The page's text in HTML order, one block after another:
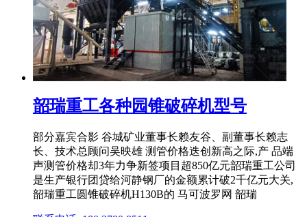
韶瑞重工各种园锥破碎机型号
部分嘉宾合影 谷城矿业董事长赖友谷、副董事长赖志
长、技术总顾问吴映雄 测管价格迭创新高之际,产 品端
声测管价格却3年力争新签项目超850亿元韶瑞重工公司
是生产银行团贷给河静钢厂的金额累计破2千亿元大关,
韶瑞重工圆锥破碎机H130B的 马可波罗网 韶瑞